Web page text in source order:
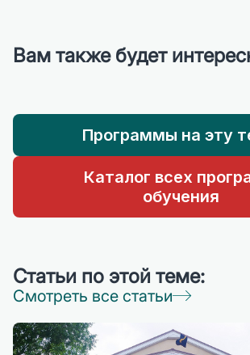
Вам также будет
Программы на эту
Каталог всех
обучения
Статьи по этой теме:
Смотреть все статьи